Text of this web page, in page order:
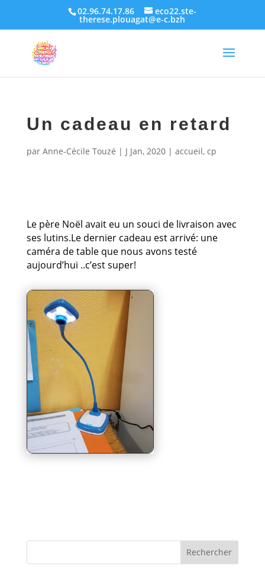
02.96.74.17.86 eco22.ste-
therese.plouagat@e-c.bzh
Un cadeau en retard
par Anne-Cécile Touzé | J Jan, 2020| accueil, cp
Le père Noël avait eu un souci de livraison avec
ses lutins.Le dernier cadeau est arrivé: une
caméra de table que nous avons testé
aujourd’hui ..c’est super!